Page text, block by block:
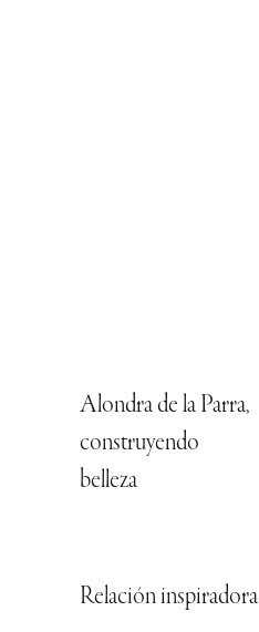
Alondra de la Parra,
construyendo
belleza
Relación inspiradora